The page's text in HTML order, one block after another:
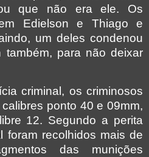
que não era ele. Os
Edielson e Thiago e
um deles condenou
também, para não deixar
criminal, os criminosos
ponto 40 e 09mm,
12. Segundo a perita
foram recolhidos mais de
das munições